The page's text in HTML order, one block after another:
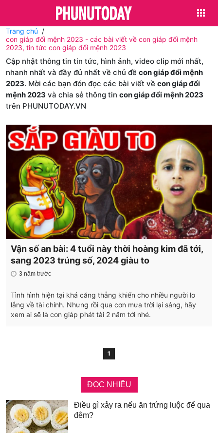
Trang chủ
con giáp đổi mệnh 2023 - các bài viết về con giáp đổi mệnh
2023, tin tức con giáp đổi mệnh 2023
Cập nhật thông tin tin tức, hình ảnh, video clip mới nhất,
nhanh nhất và đầy đủ nhất về chủ đề con giáp đổi mệnh
2023. Mời các bạn đón đọc các bài viết về con giáp đổi
mệnh 2023 và chia sẻ thông tin con giáp đổi mệnh 2023
trên PHUNUTODAY.VN
Vận số an bài: 4 tuổi này thời hoàng kim đã tới,
sang 2023 trúng số, 2024 giàu to
3 năm trước
Tình hình hiện tại khá căng thẳng khiến cho nhiều người lo
lắng về tài chính. Nhưng rồi qua cơn mưa trời lại sáng, hãy
xem ai sẽ là con giáp phát tài 2 năm tới nhé.
1
ĐỌC NHIỀU
Điều gì xảy ra nếu ăn trứng luộc để qua
đêm?